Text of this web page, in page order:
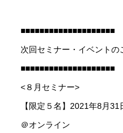
■■■■■■■■■■■■■■■■■■■■
次回セミナー・イベントの
■■■■■■■■■■■■■■■■■■■■
<８月セミナー>
【限定５名】2021年8月
＠オンライン